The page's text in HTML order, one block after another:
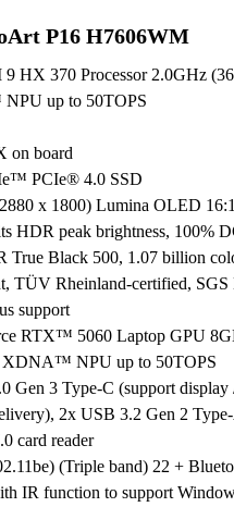
P16 H7606WM
370 Processor 2.0GHz
up to 50TOPS
on board
PCIe® 4.0 SSD
x 1800) Lumina OLED
HDR peak brightness, 100%
Black 500, 1.07 billion
TÜV Rheinland-certified, SGS
support
RTX™ 5060 Laptop GPU
XDNA™ NPU up to 50TOPS
Gen 3 Type-C (support
2x USB 3.2 Gen 2
card reader
(Triple band) 22 +
IR function to support